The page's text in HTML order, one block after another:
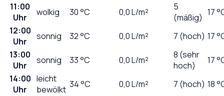
11:00
Uhr
wolkig 30°C 0,0L/m²
5
(mäßig) 17
12:00
Uhr
sonnig 32°C 0,0L/m² 7 (hoch) 17
13:00
Uhr
sonnig 33°C 0,0L/m²
8 (sehr
hoch)
17
14:00
Uhr
leicht
bewölkt 34°C 0,0L/m² 7 (hoch) 18